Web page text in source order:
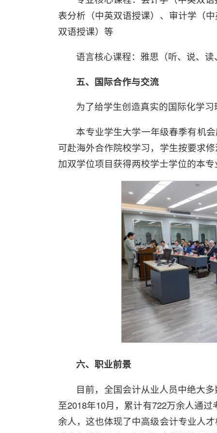
表分析（中英双语授课）、审计学（
双语授课）等
语言核心课程：雅思（听、说、
五、国际合作与交流
为了给学生创造真实的国际化学
本专业学生大学一年级春季有机
可赴海外合作院校学习，学生按要求
加双学位项目获得两校学士学位的本
六、职业前景
目前，全国会计从业人员中绝大
至2018年10月，累计有722万余人通
余人，这也体现了中高级会计专业人